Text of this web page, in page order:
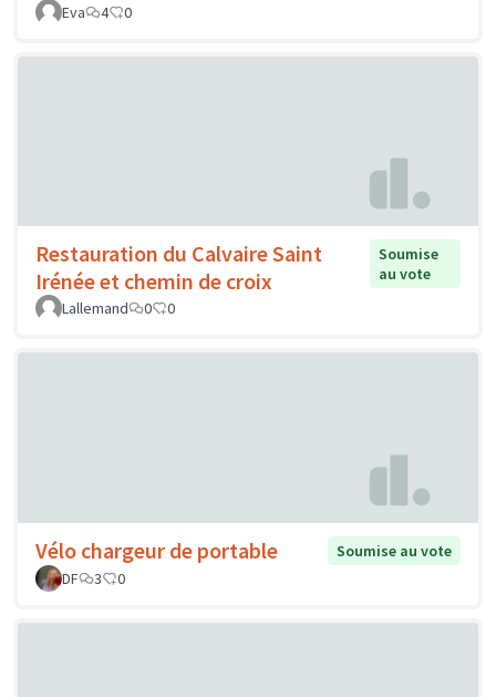
Eva 4 0
Restauration du Calvaire Saint
Irénée et chemin de croix
Soumise
au vote
Lallemand
0 0
Vélo chargeur de portable
Soumise au vote
DF
3 0